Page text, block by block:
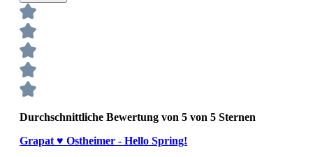
Durchschnittliche Bewertung von 5 von 5 Sternen
Grapat ♥ Ostheimer - Hello Spring!